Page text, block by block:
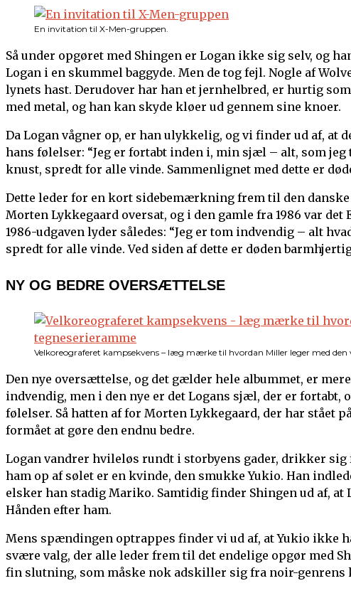
En invitation til X-Men-gruppen.
Så under opgøret med Shingen er Logan ikke sig selv, og
Logan i en skummel baggyde. Men de tog fejl. Nogle af
lynets hast. Derudover har han et jernhelbred, er hurtig
med metal, og han kan skyde kløer ud gennem sine knoer.
Da Logan vågner op, er han ulykkelig, og vi finder ud af, at
hans følelser: “Jeg er fortabt inden i, min sjæl – alt, som
knust, spredt for alle vinde. Sammenlignet med dette er
Dette leder for en kort sidebemærkning frem til den
Morten Lykkegaard oversat, og i den gamle fra 1986 var
1986-udgaven lyder således: “Jeg er tom indvendig – alt
spredt for alle vinde. Ved siden af dette er døden
NY OG BEDRE OVERSÆTTELSE
Velkoreograferet kampsekvens – læg mærke til hvordan Miller leger med den
Den nye oversættelse, og det gælder hele albummet, er
indvendig, men i den nye er det Logans sjæl, der er
følelser. Så hatten af for Morten Lykkegaard, der har stået
formået at gøre den endnu bedre.
Logan vandrer hvileløs rundt i storbyens gader, drikker
ham op af sølet er en kvinde, den smukke Yukio. Han
elsker han stadig Mariko. Samtidig finder Shingen ud af,
Hånden efter ham.
Mens spændingen optrappes finder vi ud af, at Yukio ikke
svære valg, der alle leder frem til det endelige opgør med
fin slutning, som måske nok adskiller sig fra noir-